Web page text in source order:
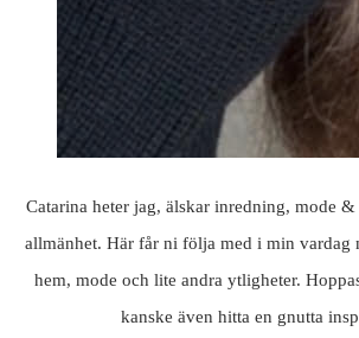
Catarina heter jag, älskar inredning, mode
allmänhet. Här får ni följa med i min
hem, mode och lite andra ytligheter.
kanske även hitta en gnutta